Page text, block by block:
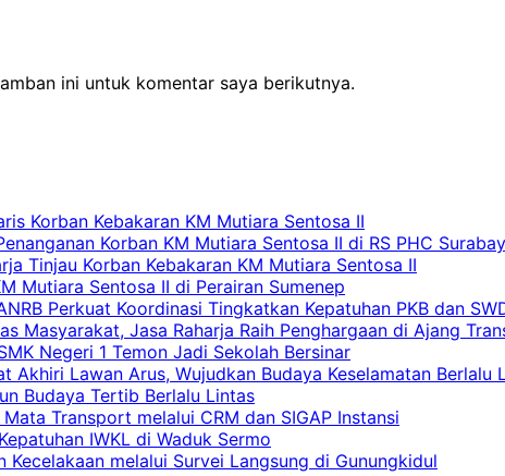
ini untuk komentar saya berikutnya.
Korban Kebakaran KM Mutiara Sentosa II
Korban KM Mutiara Sentosa II di RS PHC
Tinjau Korban Kebakaran KM Mutiara Sentosa II
Mutiara Sentosa II di Perairan Sumenep
Perkuat Koordinasi Tingkatkan Kepatuhan PKB dan
Masyarakat, Jasa Raharja Raih Penghargaan di Ajang
Negeri 1 Temon Jadi Sekolah Bersinar
Akhiri Lawan Arus, Wujudkan Budaya Keselamatan Berlalu
Budaya Tertib Berlalu Lintas
Transport melalui CRM dan SIGAP Instansi
IWKL di Waduk Sermo
melalui Survei Langsung di Gunungkidul